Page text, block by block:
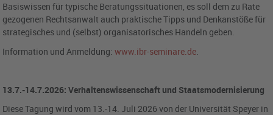
Basiswissen für typische Beratungssituationen, es soll dem zu Rate
gezogenen Rechtsanwalt auch praktische Tipps und Denkanstöße für
strategisches und (selbst) organisatorisches Handeln geben.
Information und Anmeldung:www.ibr-seminare.de
13.7.-14.7.2026: Verhaltenswissenschaft und Staatsmodernisierung
Diese Tagung wird vom 13.-14. Juli 2026 von der Universität Speyer in